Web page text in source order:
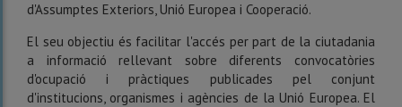
d'Assumptes Exteriors, Unió Europea i Cooperació.
El seu objectiu és facilitar l'accés per part de la ciutadania
a informació rellevant sobre diferents convocatòries
d'ocupació i pràctiques publicades pel conjunt
d'institucions, organismes i agències de la Unió Europea. El